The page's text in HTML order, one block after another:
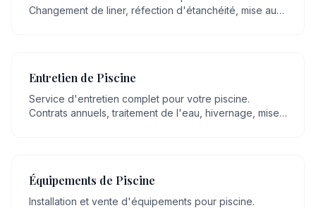
Changement de liner, réfection d'étanchéité, mise aux
Entretien de Piscine
Service d'entretien complet pour votre piscine.
Contrats annuels, traitement de l'eau, hivernage, mise
Équipements de Piscine
Installation et vente d'équipements pour piscine.